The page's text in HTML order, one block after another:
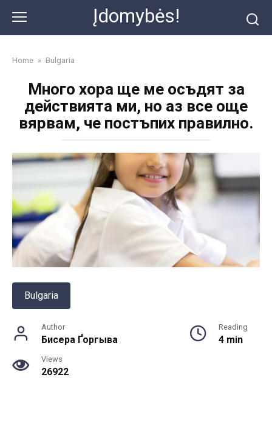
content
Įdomybės!
Home » Bulgaria
Много хора ще ме осъдят за
действията ми, но аз все още
вярвам, че постъпих правилно.
Bulgaria
Author
Бисера Ґоргыва
Reading
4 min
Views
26922